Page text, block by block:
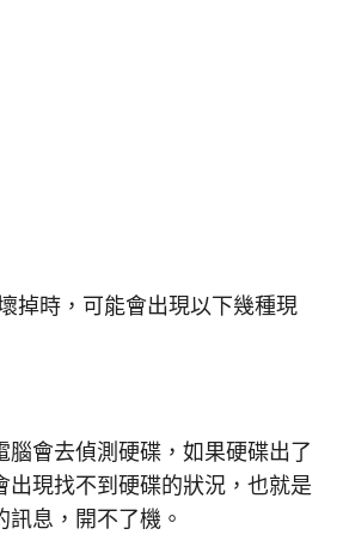
掉時，可能會出現以下幾種現
腦會去偵測硬碟，如果硬碟出了
出現找不到硬碟的狀況，也就是
訊息，開不了機。